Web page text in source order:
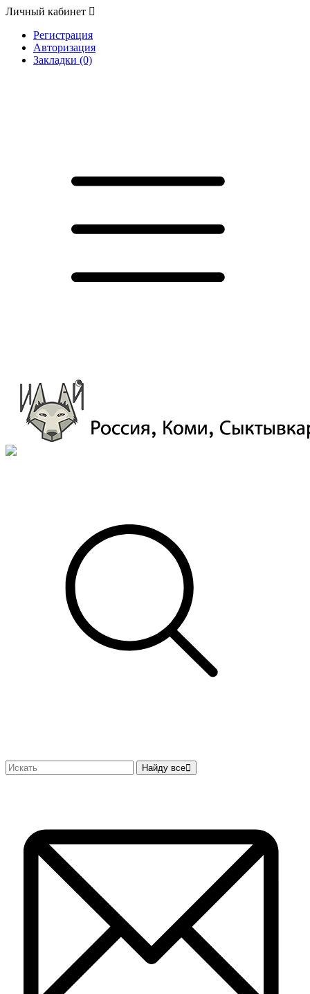
Личный кабинет
Регистрация
Авторизация
Закладки (0)
Найду все